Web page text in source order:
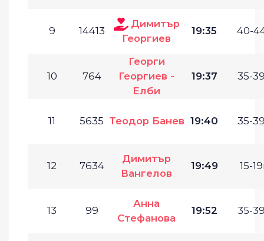
9 14413
Димитър
Георгиев
19:35 40-
10 764
Георги
Георгиев -
Елби
19:37 35-
11 5635 Теодор Банев 19:40 35-
12 7634
Димитър
Вангелов
19:49 15-
13 99
Анна
Стефанова
19:52 35-